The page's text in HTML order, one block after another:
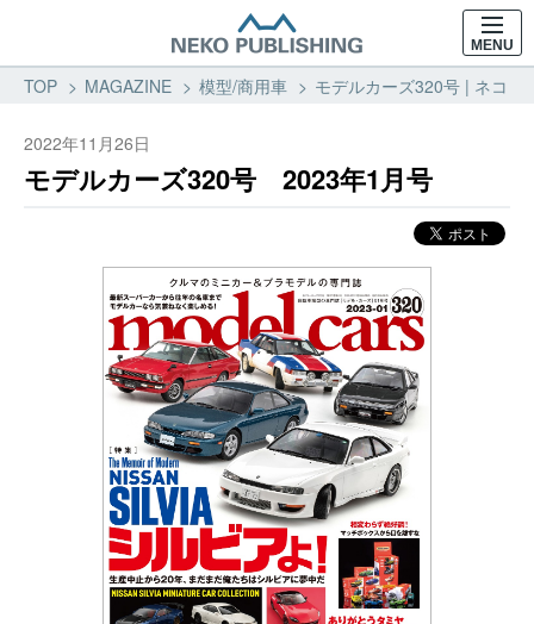
MENU
TOP MAGAZINE 模型/商用車 モデルカーズ320号 | ネコ・
2022年11月26日
モデルカーズ320号 2023年1月号